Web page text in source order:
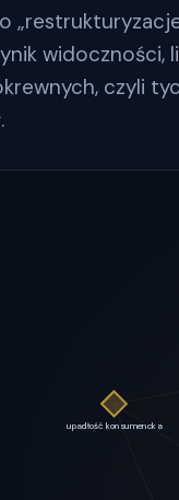
widoczności,
czyli